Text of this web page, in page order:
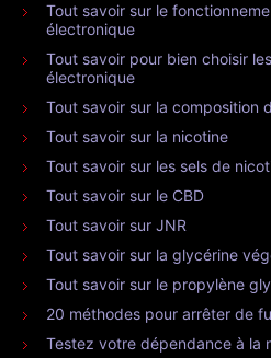
Tout savoir sur le
électronique
Tout savoir pour bien choisir
électronique
Tout savoir sur la composition
Tout savoir sur la nicotine
Tout savoir sur les sels de
Tout savoir sur le CBD
Tout savoir sur JNR
Tout savoir sur la glycérine
Tout savoir sur le propylène
20 méthodes pour arrêter de
Testez votre dépendance à la